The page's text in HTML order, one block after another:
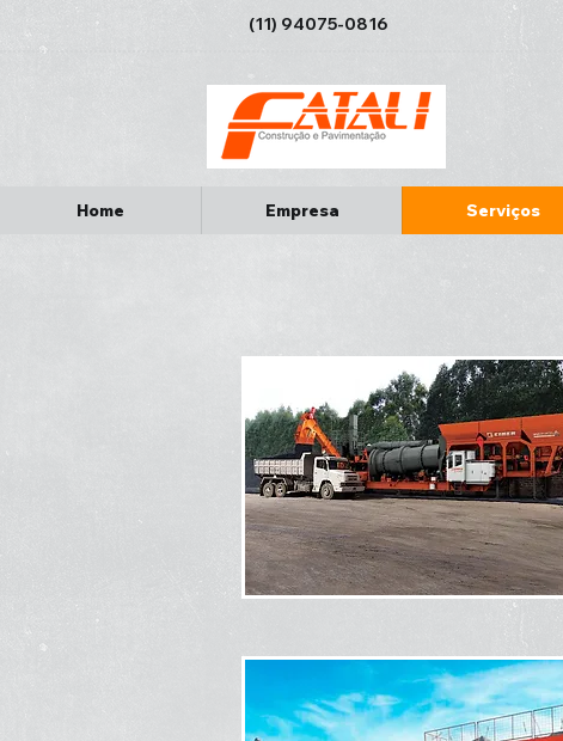
(11) 94075-0816
Home Empresa Serviços